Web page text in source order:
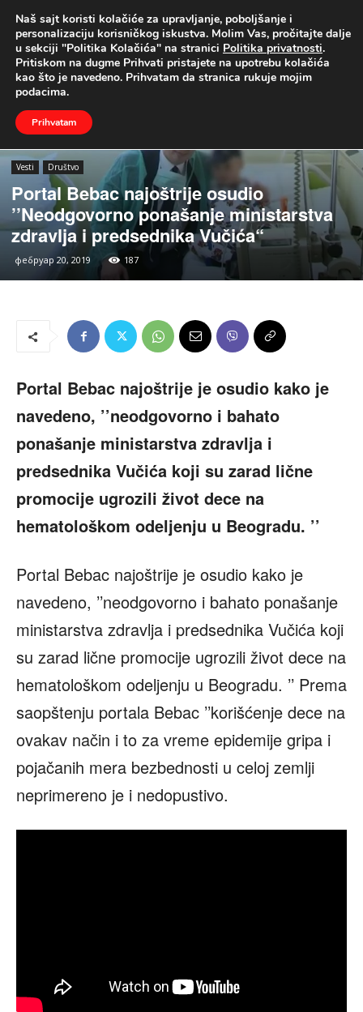
UŽIVO
Naslovna Vesti Društvo
Vesti Društvo
Portal Bebac najoštrije osudio
’’Neodgovorno ponašanje ministarstva
zdravlja i predsednika Vučića“
фебруар 20, 2019 187
Portal Bebac najoštrije je osudio kako je
navedeno, ’’neodgovorno i bahato
ponašanje ministarstva zdravlja i
predsednika Vučića koji su zarad lične
promocije ugrozili život dece na
hematološkom odeljenju u Beogradu. ’’
Portal Bebac najoštrije je osudio kako je
navedeno, ’’neodgovorno i bahato ponašanje
ministarstva zdravlja i predsednika Vučića koji
su zarad lične promocije ugrozili život dece na
hematološkom odeljenju u Beogradu. ’’ Prema
saopštenju portala Bebac ’’korišćenje dece na
ovakav način i to za vreme epidemije gripa i
pojačanih mera bezbednosti u celoj zemlji
neprimereno je i nedopustivo.
Naš sajt koristi kolačiće za upravljanje, poboljšanje i
personalizaciju korisničkog iskustva. Molim Vas, pročitajte dalje
u sekciji "Politika Kolačića" na stranici Politika privatnosti.
Pritiskom na dugme Prihvati pristajete na upotrebu kolačića
kao što je navedeno. Prihvatam da stranica rukuje mojim
podacima.
Prihvatam